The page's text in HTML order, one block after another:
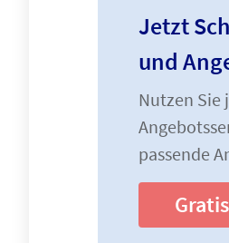
Jetzt
und
Nutzen
passende